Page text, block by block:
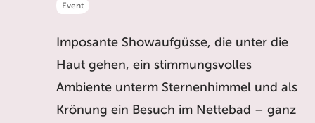
Event
Imposante Showaufgüsse, die unter die
Haut gehen, ein stimmungsvolles
Ambiente unterm Sternenhimmel und als
Krönung ein Besuch im Nettebad – ganz